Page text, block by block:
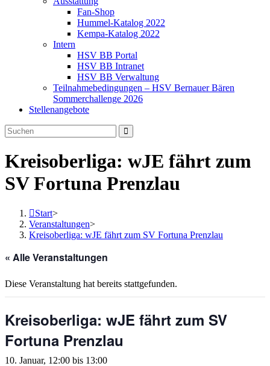
Fan-Shop
Hummel-Katalog 2022
Kempa-Katalog 2022
Intern
HSV BB Portal
HSV BB Intranet
HSV BB Verwaltung
Teilnahmebedingungen – HSV Bernauer Bären
Sommerchallenge 2026
Stellenangebote
Kreisoberliga: wJE fährt zum
SV Fortuna Prenzlau
Start>
Veranstaltungen>
Kreisoberliga: wJE fährt zum SV Fortuna Prenzlau
« Alle Veranstaltungen
Diese Veranstaltung hat bereits stattgefunden.
Kreisoberliga: wJE fährt zum SV
Fortuna Prenzlau
10. Januar, 12:00 bis 13:00